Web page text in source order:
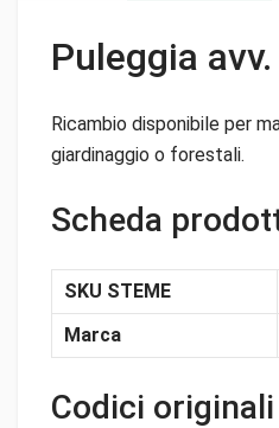
Puleggia
Ricambio disponibile per
giardinaggio o forestali.
Scheda
SKU STEME
Marca
Codici